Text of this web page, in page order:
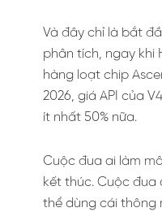
Và đây chỉ là bắt
phân tích, ngay khi
hàng loạt chip
2026, giá API của
ít nhất 50% nữa.
Cuộc đua ai làm
kết thúc. Cuộc đua
thể dùng cái thông